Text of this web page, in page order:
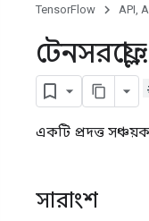
TensorFlow API,
টেনসরফ্লো::
একটি প্রদত্ত
সারাংশ